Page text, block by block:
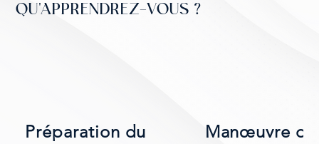
QU'APPRENDREZ-VOUS ?
Préparation du
Manœuvre du